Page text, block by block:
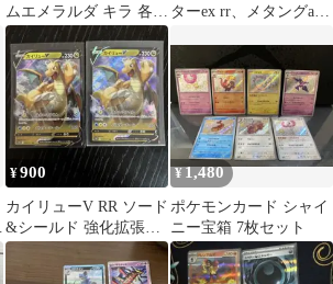
ムエメラルダ キラ 各種
まとめ売り34枚
ターex rr、メタングar
¥900
カイリューV RR ソード
&シールド 強化拡張パ
ック Pokemon GO キ…
¥1,480
ポケモンカード シャイ
ニー宝箱 7枚セット